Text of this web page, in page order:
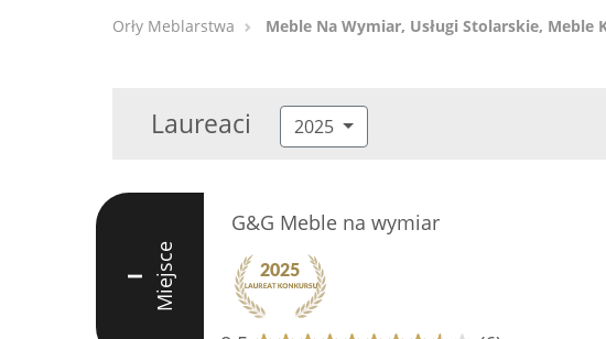
Orły Meblarstwa Meble Na Wymiar, Usługi Stolarskie, Meble
Laureaci 2025
I Miejsce
G&G Meble na wymiar